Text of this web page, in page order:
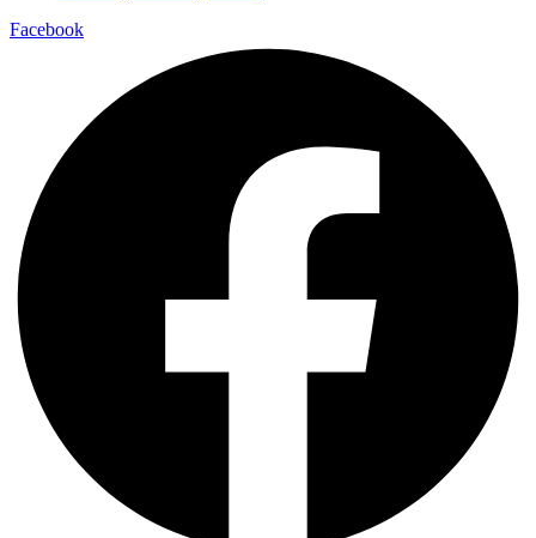
Facebook